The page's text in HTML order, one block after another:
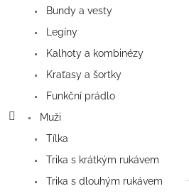
Bundy a vesty
Legíny
Kalhoty a kombinézy
Kraťasy a šortky
Funkční prádlo
Muži
Tílka
Trika s krátkým rukávem
Trika s dlouhým rukávem